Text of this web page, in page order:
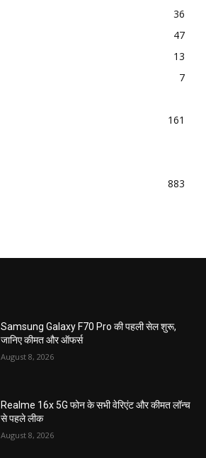
36
47
13
7
161
883
Samsung Galaxy F70 Pro की पहली सेल शुरू,
जानिए कीमत और ऑफर्स
August 8, 2026
Realme 16x 5G फोन के सभी वेरिएंट और कीमत लॉन्च
से पहले लीक
August 8, 2026